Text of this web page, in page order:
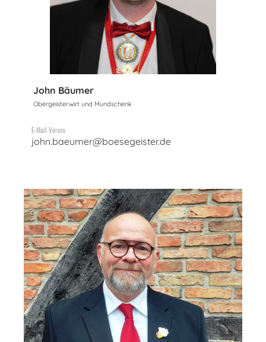
John Bäumer
Obergeisterwirt und Mundschenk
E-Mail Verein
john.baeumer@boesegeister.de